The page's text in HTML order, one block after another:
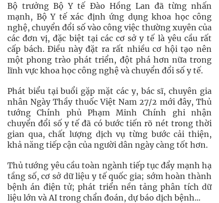
Bộ trưởng Bộ Y tế Đào Hồng Lan đã từng nhấn
mạnh, Bộ Y tế xác định ứng dụng khoa học công
nghệ, chuyển đổi số vào công việc thường xuyên của
các đơn vị, đặc biệt tại các cơ sở y tế là yêu cầu rất
cấp bách. Điều này đặt ra rất nhiều cơ hội tạo nên
một phong trào phát triển, đột phá hơn nữa trong
lĩnh vực khoa học công nghệ và chuyển đổi số y tế.
Phát biểu tại buổi gặp mặt các y, bác sĩ, chuyên gia
nhân Ngày Thầy thuốc Việt Nam 27/2 mới đây, Thủ
tướng Chính phủ Phạm Minh Chính ghi nhận
chuyển đổi số y tế đã có bước tiến rõ nét trong thời
gian qua, chất lượng dịch vụ từng bước cải thiện,
khả năng tiếp cận của người dân ngày càng tốt hơn.
Thủ tướng yêu cầu toàn ngành tiếp tục đẩy mạnh hạ
tầng số, cơ sở dữ liệu y tế quốc gia; sớm hoàn thành
bệnh án điện tử; phát triển nền tảng phân tích dữ
liệu lớn và AI trong chẩn đoán, dự báo dịch bệnh...